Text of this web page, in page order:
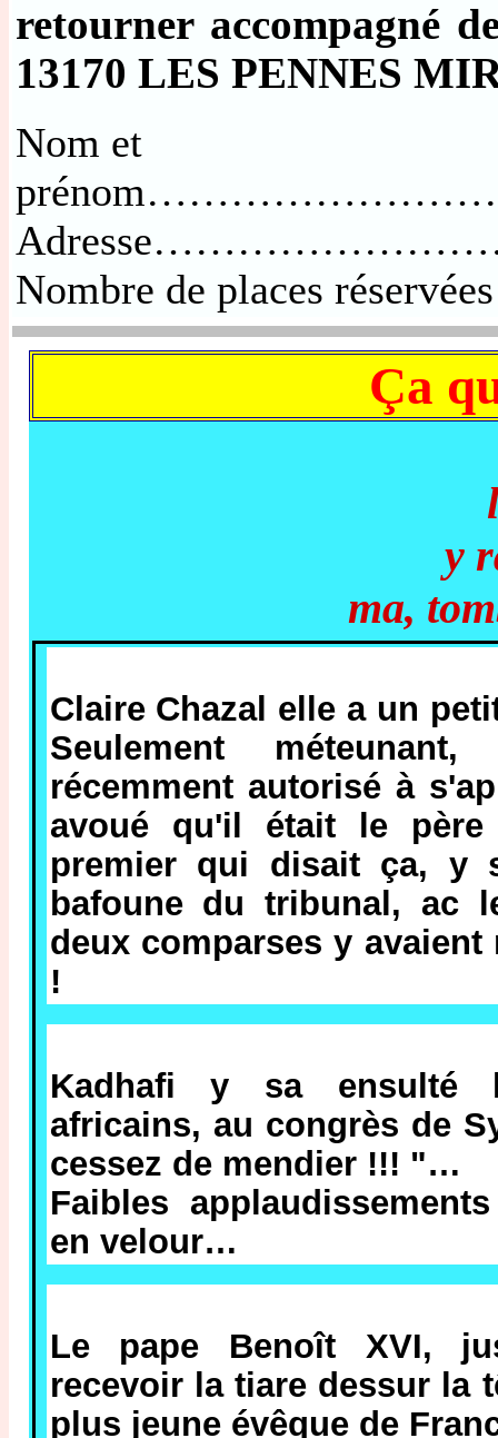
retourner accompagné
13170 LES PENNES
Nom et
Nombre de places
Ça
y
ma,
Claire Chazal elle a un
Seulement
récemment autorisé à
avoué qu'il était le
premier qui disait ça, y
bafoune du tribunal, ac
deux comparses y
!
Kadhafi y sa ensulté
africains, au congrès de
cessez de mendier !!! "…
Faibles
en velour…
Le pape Benoît XVI,
recevoir la tiare dessur la
plus jeune évêque de